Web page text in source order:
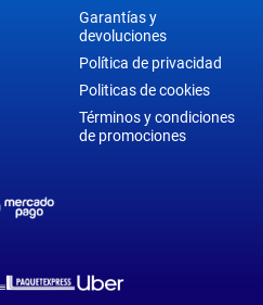
Garantías y
devoluciones
Política de privacidad
Politicas de cookies
Términos y condiciones
de promociones